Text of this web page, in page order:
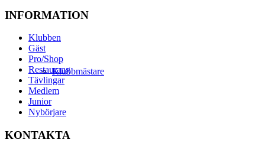
Klubbmästare
INFORMATION
Klubben
Gäst
Pro/Shop
Restaurang
Tävlingar
Medlem
Junior
Nybörjare
KONTAKTA